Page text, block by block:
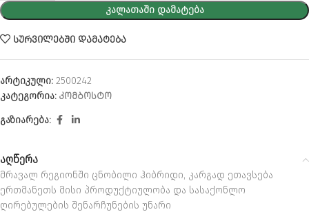
ᲙᲐᲚᲐᲗᲐᲨᲘ ᲓᲐᲛᲐᲢᲔᲑᲐ
ᲡᲣᲠᲕᲘᲚᲔᲑᲨᲘ ᲓᲐᲛᲐᲢᲔᲑᲐ
არტიკული: 2500242
კატეგორია: ᲙᲝᲛᲑᲝᲡᲢᲝ
გაზიარება:
აღწერა
მრავალ რეგიონში ცნობილი ჰიბრიდი, კარგად ეთავსება
ერთმანეთს მისი პროდუქტიულობა და სასაქონლო
ღირებულების შენარჩუნების უნარი